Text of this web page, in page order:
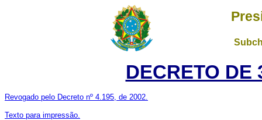
DECRETO DE
Revogado pelo Decreto nº 4.195, de 2002.
Texto para impressão.